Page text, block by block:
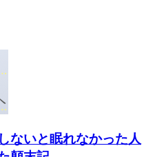
ないと眠れなかった人